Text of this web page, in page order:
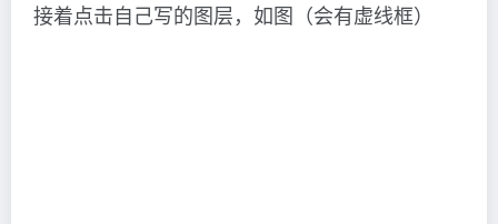
接着点击自己写的图层，如图（会有虚线框）